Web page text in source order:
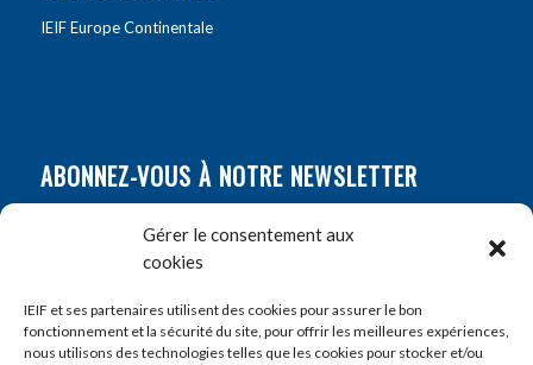
Gérer le consentement aux
cookies
IEIF et ses partenaires utilisent des cookies pour assurer le bon
fonctionnement et la sécurité du site, pour offrir les meilleures expériences,
nous utilisons des technologies telles que les cookies pour stocker et/ou
IEIF Europe Continentale
ABONNEZ-VOUS À NOTRE NEWSLETTER
Prénom*